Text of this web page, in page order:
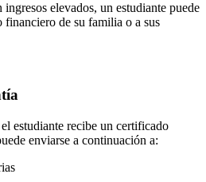
elevados, un estudiante puede
financiero de su familia o a sus
estudiante recibe un certificado
enviarse a continuación a: